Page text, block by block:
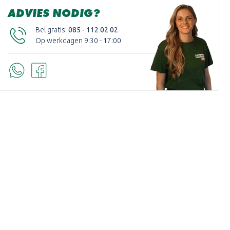
ADVIES NODIG?
Bel gratis: 085 - 112 02 02
Op werkdagen 9:30 - 17:00